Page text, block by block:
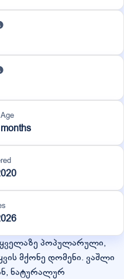
პოპულარული,
მქონე დომენი. ვაშლი
ნატურალურ